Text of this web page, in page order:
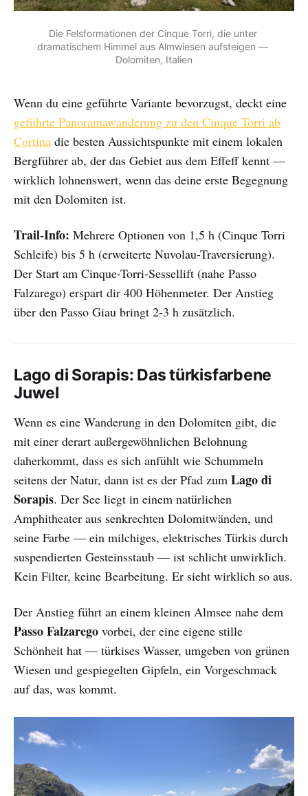
Die Felsformationen der Cinque Torri, die unter
dramatischem Himmel aus Almwiesen aufsteigen —
Dolomiten, Italien
Wenn du eine geführte Variante bevorzugst, deckt eine
geführte Panoramawanderung zu den Cinque Torri ab
Cortina die besten Aussichtspunkte mit einem lokalen
Bergführer ab, der das Gebiet aus dem Effeff kennt —
wirklich lohnenswert, wenn das deine erste Begegnung
mit den Dolomiten ist.
Trail-Info: Mehrere Optionen von 1,5 h (Cinque Torri
Schleife) bis 5 h (erweiterte Nuvolau-Traversierung).
Der Start am Cinque-Torri-Sessellift (nahe Passo
Falzarego) erspart dir 400 Höhenmeter. Der Anstieg
über den Passo Giau bringt 2-3 h zusätzlich.
Lago di Sorapis: Das türkisfarbene
Juwel
Wenn es eine Wanderung in den Dolomiten gibt, die
mit einer derart außergewöhnlichen Belohnung
daherkommt, dass es sich anfühlt wie Schummeln
seitens der Natur, dann ist es der Pfad zum Lago di
Sorapis. Der See liegt in einem natürlichen
Amphitheater aus senkrechten Dolomitwänden, und
seine Farbe — ein milchiges, elektrisches Türkis durch
suspendierten Gesteinsstaub — ist schlicht unwirklich.
Kein Filter, keine Bearbeitung. Er sieht wirklich so aus.
Der Anstieg führt an einem kleinen Almsee nahe dem
Passo Falzarego vorbei, der eine eigene stille
Schönheit hat — türkises Wasser, umgeben von grünen
Wiesen und gespiegelten Gipfeln, ein Vorgeschmack
auf das, was kommt.